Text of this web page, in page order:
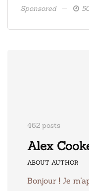
Sponsored
462 posts
Alex
ABOUT AUTHOR
Bonjour ! Je